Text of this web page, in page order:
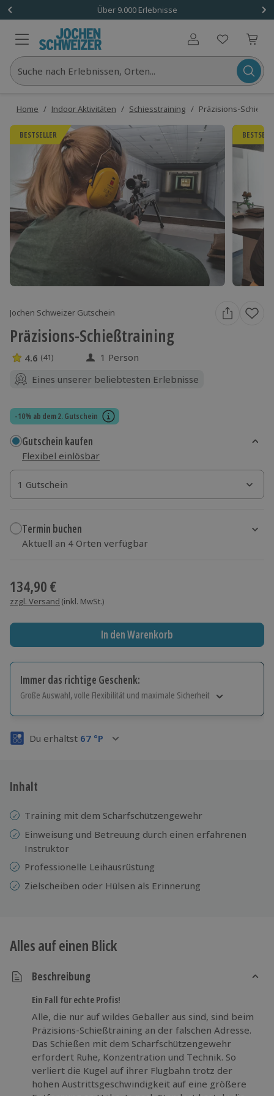
Über 9.000 Erlebnisse
Benutzerkonto
Suche nach Erlebnissen, Orten...
Home / Indoor Aktivitäten / Schiesstraining / Präzisions-
BESTSELLER
Jochen Schweizer Gutschein
Präzisions-Schießtraining
4.6 Sterne von 5 aus 41 Bewertungen
4.6 (41)
1 Person
Eines unserer beliebtesten Erlebnisse
-10% ab dem 2. Gutschein
Gutschein kaufen
Flexibel einlösbar
1 Gutschein
1 Gutschein
1 Gutschein
Termin buchen
Aktuell an 4 Orten verfügbar
134,90 €
zzgl. Versand (inkl. MwSt.)
In den Warenkorb
Immer das richtige Geschenk:
Große Auswahl, volle Flexibilität und maximale Sicherheit
Volle Flexibilität
3 Jahre gültig & verlängerbar.
Du erhältst 67 °P
Inhalt
Training mit dem Scharfschützengewehr
Einweisung und ​​Betreuung durch einen erfahrenen
Instruktor
Professionelle Leihausrüstung
Zielscheiben oder Hülsen als Erinnerung
Alles auf einen Blick
Beschreibung
Ein Fall für echte Profis!
Alle, die nur auf wildes Geballer aus sind, sind beim
Präzisions-Schießtraining an der falschen Adresse.
Das Schießen mit dem Scharfschützengewehr
erfordert Ruhe, Konzentration und Technik. So
verliert die Kugel auf ihrer Flugbahn trotz der
hohen Austrittsgeschwindigkeit auf eine größere